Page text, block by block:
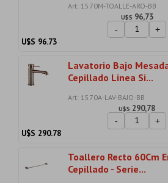
Art: 1570M-TOALLE-ARO-BB
U$S 96,73
- +
U$S 96.73
Lavatorio Bajo
Cepillado Linea Si...
Art: 1570A-LAV-BAJO-BB
U$S 290,78
- +
U$S 290.78
Toallero Recto 60Cm
Cepillado - Serie...